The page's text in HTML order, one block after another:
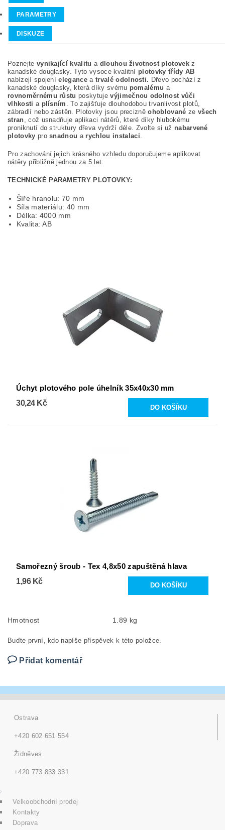
PARAMETRY
DISKUZE
Poznejte vynikající kvalitu adlouhou životnost plotovekz
kanadské douglasky. Tyto vysoce kvalitní plotovky třídy AB
nabízejí spojeníelegance a trvalé odolnosti. Dřevo pochází z
kanadské douglasky, která díky svému pomalému a
rovnoměrnému růstu poskytujevýjimečnou odolnost vůči
vlhkosti a plísním . To zajišťuje dlouhodobou trvanlivost plotů,
zábradlí nebo zástěn. Plotovky jsou precizně ohoblované ze všech
stran, což usnadňuje aplikaci nátěrů, které díky hlubokému
proniknutí do struktury dřeva vydrží déle. Zvolte si už nabarvené
plotovky prosnadnou a rychlou instalaci.
Pro zachování jejich krásného vzhledu doporučujeme aplikovat
nátěry přibližně jednou za 5 let.
TECHNICKÉ PARAMETRY PLOTOVKY:
Šíře hranolu: 70 mm
Síla materiálu: 40 mm
Délka: 4000 mm
Kvalita: AB
Úchyt plotového pole úhelník 35x40x30 mm
30,24 Kč
Samořezný šroub - Tex 4,8x50 zapuštěná hlava
1,96 Kč
Hmotnost 1.89 kg
Buďte první, kdo napíše příspěvek k této položce.
Přidat komentář
Ostrava
+420 602 651 554
Židněves
+420 773 833 331
Velkoobchodní prodej
Kontakty
Doprava